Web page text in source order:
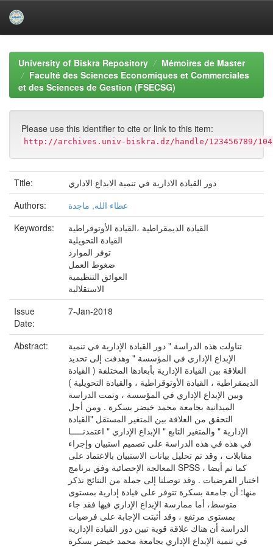
navigationUniversity of Biskra Repository
Mémoires de Master
Faculté des Sciences Economiques et Commerciales
et des Sciences de Gestion (FSECSG)
Please use this identifier to cite or link to this item:
http://archives.univ-biskra.dz/handle/123456789/
Title:
دور القيادة الادارية في تنمية الابداع الاداري
Authors:
عطاء الله, ماجدة
Keywords:
القيادة الديمقراطية ،القيادة الأوتوقراطية
القيادة التحويلية
توفر الموارد
ضغوط العمل
العوائق التنظيمية
الاستقلالية
Issue
Date:
7-Jan-2018
Abstract:
تناولت هذه الدراسة " دور القيادة الإدارية في تنمية
الإبداع الإداري في المؤسسة " وهدفت إلى تحديد
العلاقة بين القيادة الإدارية بأبعادها المختلفة ( القيادة
الديمقراطية ، القيادة الأوتوقراطية ، والقيادة التحويلية )
وبين الإبداع الإداري في المؤسسة ، وتمت الدراسة
الميدانية بجامعة محمد خيضر بسكرة . ومن أجل
التحقق من العلاقة بين المتغير المستقل "القيادة
الإدارية " والمتغير التابع " الإبداع الإداري " اعتمدنـــــا
في هذه في هذه الدراسة على تصميم استبيان وإجراء
مقابلات ، وقد تم تحليل بيانات الاستبيان بالاعتماد على
المعالجة الإحصائية وفق برنامج SPSS ، كما تم أيضا
اختبار الفرضيات . وقد توصلنا إلى جملة من النتائج نذكر
منها: أن جامعة بسكرة تتوفر على قيادة إدارية بمستوى
متوسط، أما ممارسة الإبداع الإداري فيها فقد جاء
بمستوى مرتفع ، وقد أثبتت الإجابة على فرضيات
الدراسة أن هناك علاقة قوية تبين دور القيادة الإدارية
في تنمية الإبداع الإداري بجامعة محمد خيضر بسكرة